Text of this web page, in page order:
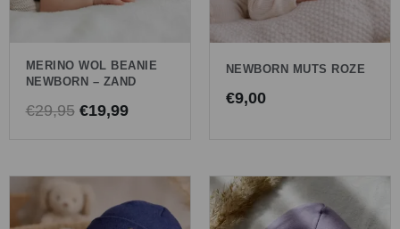
MERINO WOL BEANIE
NEWBORN – ZAND
€29,95 €19,99
NEWBORN MUTS ROZE
€9,00